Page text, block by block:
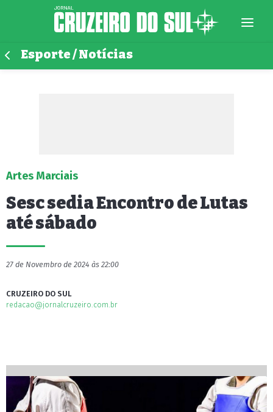
Esporte / Notícias
Artes Marciais
Sesc sedia Encontro de Lutas
até sábado
27 de Novembro de 2024 às 22:00
CRUZEIRO DO SUL
redacao@jornalcruzeiro.com.br